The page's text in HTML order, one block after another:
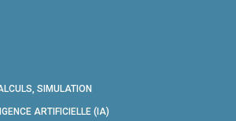
SIMULATION
ARTIFICIELLE (IA)